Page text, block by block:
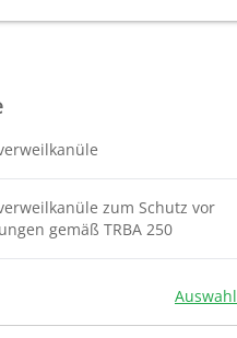
zum Schutz vor
gemäß TRBA 250